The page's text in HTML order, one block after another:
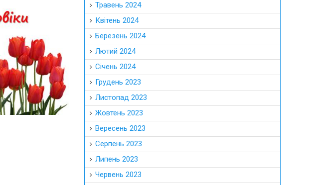
Травень 2024
Квітень 2024
Березень 2024
Лютий 2024
Січень 2024
Грудень 2023
Листопад 2023
Жовтень 2023
Вересень 2023
Серпень 2023
Липень 2023
Червень 2023